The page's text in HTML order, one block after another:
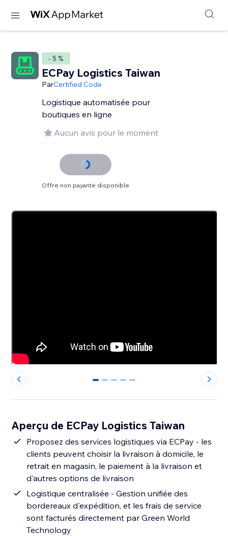
- 5 %
ECPay Logistics Taiwan
ParCertified Code
Logistique automatisée pour
boutiques en ligne
Aucun avis pour le moment
Offre non payante disponible
0 1 2 3 4
Aperçu de ECPay Logistics Taiwan
Proposez des services logistiques via ECPay - les
clients peuvent choisir la livraison à domicile, le
retrait en magasin, le paiement à la livraison et
d'autres options de livraison
Logistique centralisée - Gestion unifiée des
bordereaux d'expédition, et les frais de service
sont facturés directement par Green World
Technology